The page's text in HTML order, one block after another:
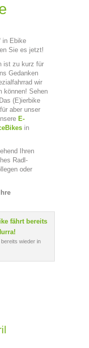
in Ebike
Sie es jetzt!
ist zu kurz für
Gedanken
wir
können! Sehen
(E)ierbike
aber unser
E-
in
Ihren
Radl-
oder
wieder in